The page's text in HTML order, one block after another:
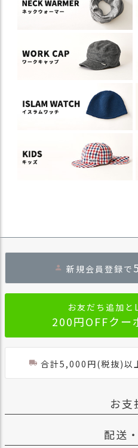
新規会員登録で
お友だち追加
200円OFFクー
合計5,000円(税抜)以
お支
配送